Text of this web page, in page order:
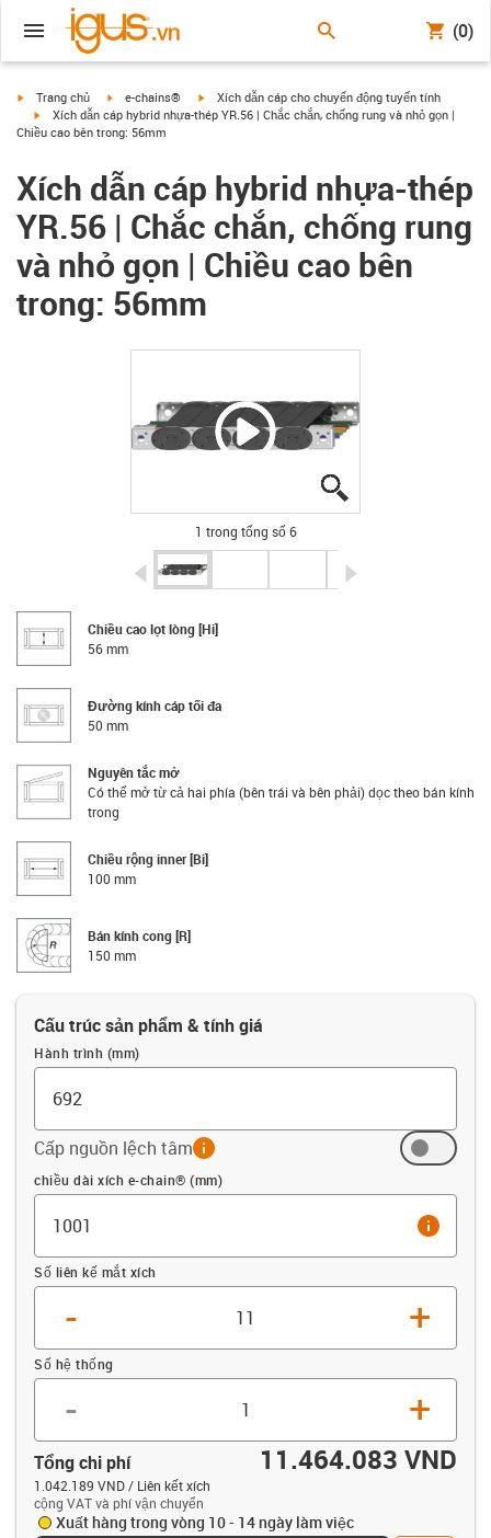
(0)
igus-icon-arrow-right
Trang chủ igus-icon-arrow-right
e-chains® igus-icon-arrow-right
Xích dẫn cáp cho chuyển động tuyến tính
igus-icon-arrow-right
Xích dẫn cáp hybrid nhựa-thép YR.56 | Chắc chắn, chống rung và nhỏ gọn |
Chiều cao bên trong: 56mm
Xích dẫn cáp hybrid nhựa-thép
YR.56 | Chắc chắn, chống rung
và nhỏ gọn | Chiều cao bên
trong: 56mm
1 trong tổng số 6
igus-icon-arrow-left
Chiều cao lọt lòng [Hi]
56 mm
Đường kính cáp tối đa
50 mm
Nguyên tắc mở
Có thể mở từ cả hai phía (bên trái và bên phải) dọc theo bán kính
trong
Chiều rộng inner [Bi]
100 mm
Bán kính cong [R]
150 mm
Cấu trúc sản phẩm & tính giá
Hành trình (mm)
Cấp nguồn lệch tâminfo
Offset (mm)
chiều dài xích e-chain® (mm)
info
Số liên kế mắt xích
- +
Số hệ thống
- +
Tổng chi phí 11.464.083 VND
1.042.189 VND / Liên kết xích
cộng VAT và phí vận chuyển
Xuất hàng trong vòng 10 - 14 ngày làm việc